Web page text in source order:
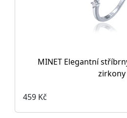
MINET Elegantní
zirkony
459 Kč